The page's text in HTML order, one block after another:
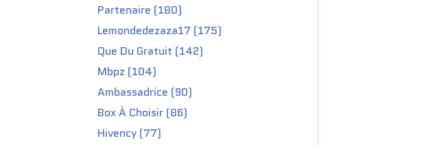
Partenaire (180)
Lemondedezaza17 (175)
Que Du Gratuit (142)
Mbpz (104)
Ambassadrice (90)
Box À Choisir (86)
Hivency (77)